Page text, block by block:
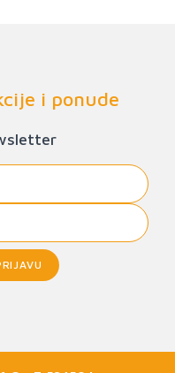
i ponude